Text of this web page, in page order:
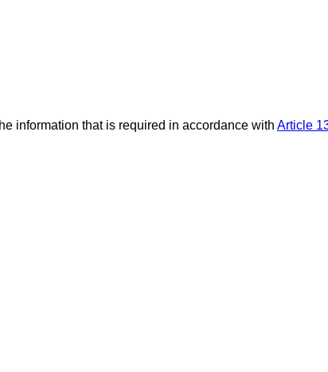
information that is required in accordance with Article